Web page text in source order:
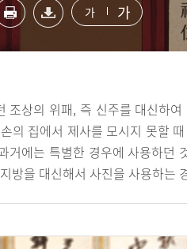
가 가
조상의 위패, 즉 신주를 대신하
의 집에서 제사를 모시지 못할
거에는 특별한 경우에 사용하던
방을 대신해서 사진을 사용하는